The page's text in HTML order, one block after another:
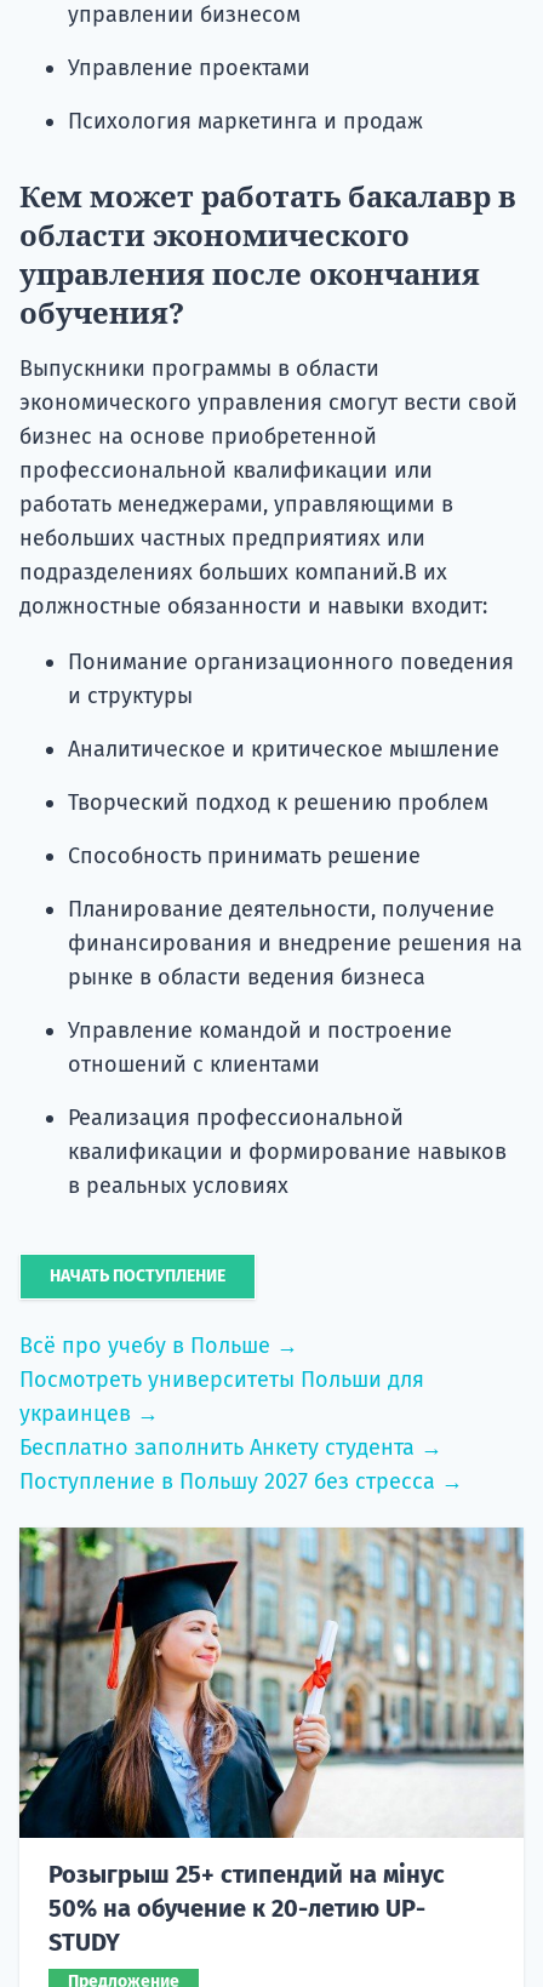
управлении бизнесом
Управление проектами
Психология маркетинга и продаж
Кем может работать бакалавр в
области экономического
управления после окончания
обучения?
Выпускники программы в области
экономического управления смогут вести свой
бизнес на основе приобретенной
профессиональной квалификации или
работать менеджерами, управляющими в
небольших частных предприятиях или
подразделениях больших компаний.В их
должностные обязанности и навыки входит:
Понимание организационного поведения
и структуры
Аналитическое и критическое мышление
Творческий подход к решению проблем
Способность принимать решение
Планирование деятельности, получение
финансирования и внедрение решения на
рынке в области ведения бизнеса
Управление командой и построение
отношений с клиентами
Реализация профессиональной
квалификации и формирование навыков
в реальных условиях
НАЧАТЬ ПОСТУПЛЕНИЕ
Всё про учебу в Польше →
Посмотреть университеты Польши для
украинцев →
Бесплатно заполнить Анкету студента →
Поступление в Польшу 2027 без стресса →
Розыгрыш 25+ стипендий на мінус
50% на обучение к 20-летию UP-
STUDY
Предложение